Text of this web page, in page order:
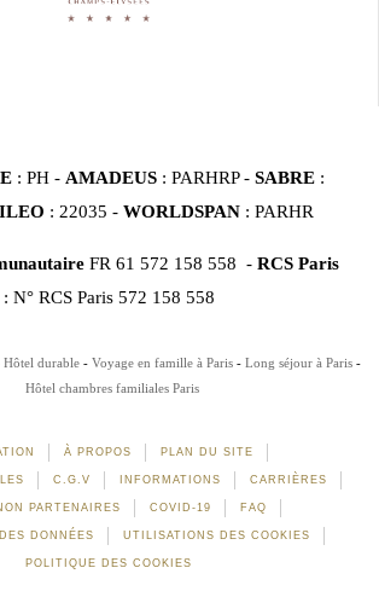
: PH - AMADEUS : PARHRP - SABRE :
: 22035 - WORLDSPAN : PARHR
FR 61 572 158 558 - RCS Paris
: N° RCS Paris 572 158 558
Hôtel durable Voyage en famille à Paris
Long séjour à Paris
Hôtel chambres familiales Paris
À PROPOS PLAN DU SITE
C.G.V INFORMATIONS CARRIÈRES
PARTENAIRES COVID-19 FAQ
DONNÉES UTILISATIONS DES COOKIES
POLITIQUE DES COOKIES